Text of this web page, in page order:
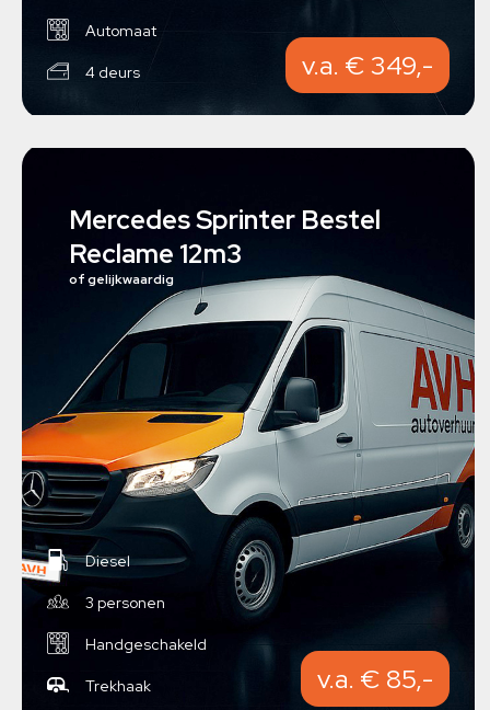
Automaat
4 deurs v.a. € 349,-
Mercedes Sprinter Bestel
Reclame 12m3
of gelijkwaardig
Diesel
3 personen
Handgeschakeld
Trekhaak v.a. € 85,-